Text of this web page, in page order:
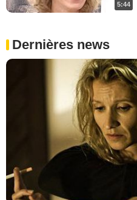
5:44
Dernières news